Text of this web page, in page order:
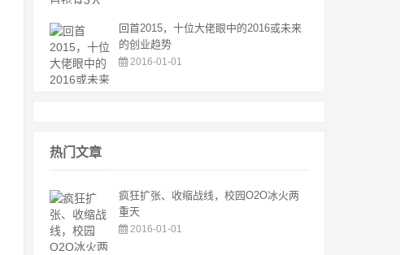
回首2015，十位大佬眼中的2016或未来
的创业趋势
2016-01-01
热门文章
疯狂扩张、收缩战线，校园O2O冰火两
重天
2016-01-01